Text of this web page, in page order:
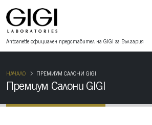
Antoanette oфициален представител на GIGI за България
Премиум Салони GIGI
НАЧАЛО ПРЕМИУМ САЛОНИ GIGI